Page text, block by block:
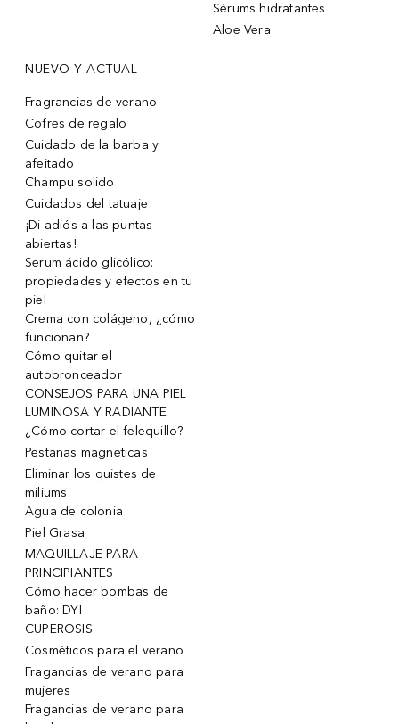
Sérums hidratantes
Aloe Vera
NUEVO Y ACTUAL
Fragrancias de verano
Cofres de regalo
Cuidado de la barba y
afeitado
Champu solido
Cuidados del tatuaje
¡Di adiós a las puntas
abiertas!
Serum ácido glicólico:
propiedades y efectos en tu
piel
Crema con colágeno, ¿cómo
funcionan?
Cómo quitar el
autobronceador
CONSEJOS PARA UNA PIEL
LUMINOSA Y RADIANTE
¿Cómo cortar el felequillo?
Pestanas magneticas
Eliminar los quistes de
miliums
Agua de colonia
Piel Grasa
MAQUILLAJE PARA
PRINCIPIANTES
Cómo hacer bombas de
baño: DYI
CUPEROSIS
Cosméticos para el verano
Fragancias de verano para
mujeres
Fragancias de verano para